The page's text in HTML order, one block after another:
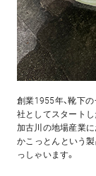
創業1955年、靴下
社としてスタートし
加古川の地場産業
かこっとんという
っしゃいます。